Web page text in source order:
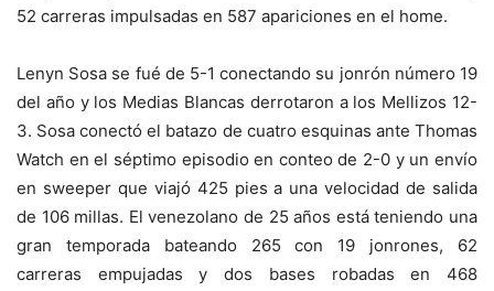
52 carreras impulsadas en 587 apariciones en el home.
Lenyn Sosa se fué de 5-1 conectando su jonrón número 19
del año y los Medias Blancas derrotaron a los Mellizos 12-
3. Sosa conectó el batazo de cuatro esquinas ante Thomas
Watch en el séptimo episodio en conteo de 2-0 y un envío
en sweeper que viajó 425 pies a una velocidad de salida
de 106 millas. El venezolano de 25 años está teniendo una
gran temporada bateando 265 con 19 jonrones, 62
carreras empujadas y dos bases robadas en 468